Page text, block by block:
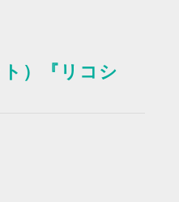
ト）『リコシ